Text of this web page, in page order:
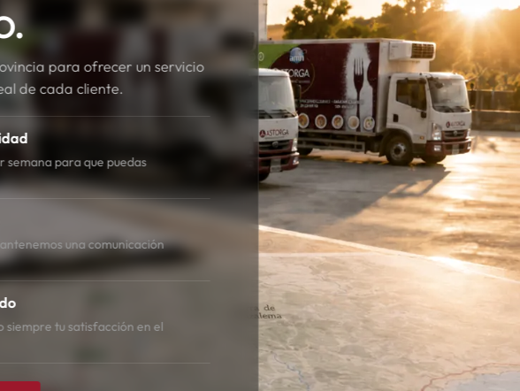
para ofrecer un servicio
de cada cliente.
semana para que puedas
una comunicación
siempre tu satisfacción en el